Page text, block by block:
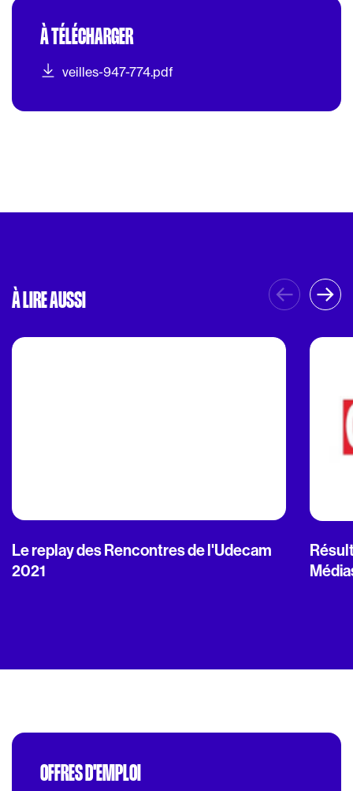
À TÉLÉCHARGER
veilles-947-774.pdf
À LIRE AUSSI
Le replay des Rencontres de l'Udecam
2021
OFFRES D'EMPLOI